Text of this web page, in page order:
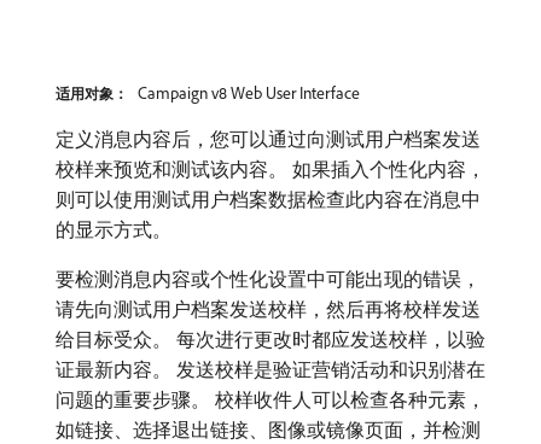
适用对象： Campaign v8 Web User Interface
定义消息内容后，您可以通过向测试用户档案发送
校样来预览和测试该内容。 如果插入个性化内容，
则可以使用测试用户档案数据检查此内容在消息中
的显示方式。
要检测消息内容或个性化设置中可能出现的错误，
请先向测试用户档案发送校样，然后再将校样发送
给目标受众。 每次进行更改时都应发送校样，以验
证最新内容。 发送校样是验证营销活动和识别潜在
问题的重要步骤。 校样收件人可以检查各种元素，
如链接、选择退出链接、图像或镜像页面，并检测